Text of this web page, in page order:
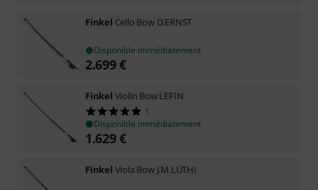
Finkel Cello Bow D.ERNST
Disponible immédiatement
2.699€
Finkel Violin Bow LEFIN
1
Disponible immédiatement
1.629€
Finkel Viola Bow J.M.LÜTHI